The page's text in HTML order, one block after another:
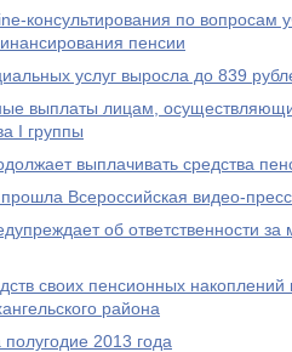
консультирования по вопросам
пенсии
услуг выросла до 839
выплаты лицам,
I группы
выплачивать средства
Всероссийская видео-
об ответственности
своих пенсионных накоплений
района
2013 года